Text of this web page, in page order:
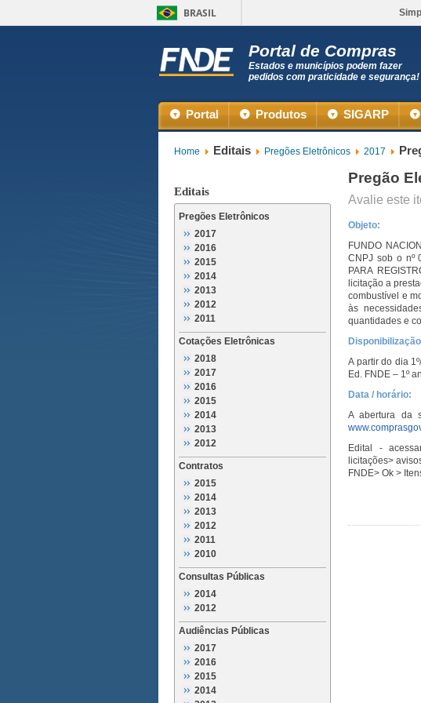
BRASIL
Portal de Compras
Estados e municípios podem fazer
pedidos com praticidade e segurança!
Portal Produtos SIGARP
Home Editais Pregões Eletrônicos 2017
Editais
Pregões Eletrônicos
2017
2016
2015
2014
2013
2012
2011
Cotações Eletrônicas
2018
2017
2016
2015
2014
2013
2012
Contratos
2015
2014
2013
2012
2011
2010
Consultas Públicas
2014
2012
Audiências Públicas
2017
2016
2015
2014
Pregão
Avalie este
Objeto:
FUNDO
CNPJ sob o nº
PARA
licitação a
combustível e
às
quantidades e
A partir do dia
Ed. FNDE – 1º
Data / horário:
A abertura da
Edital -
licitações>
FNDE> Ok >